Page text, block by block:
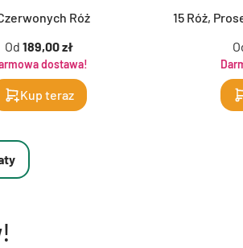
Róż
Od 189,00 zł
dostawa!
Kup teraz
15 Róż,